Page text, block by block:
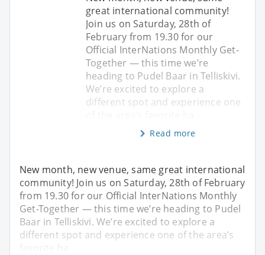
great international community!
Join us on Saturday, 28th of
February from 19.30 for our
Official InterNations Monthly Get-
Together — this time we’re
heading to Pudel Baar in Telliskivi.
We’re excited to explore a
different spot and experience one
Read more
New month, new venue, same great international
community! Join us on Saturday, 28th of February
from 19.30 for our Official InterNations Monthly
Get-Together — this time we’re heading to Pudel
Baar in Telliskivi. We’re excited to explore a
different spot and experience one of the area’s
favorite ha